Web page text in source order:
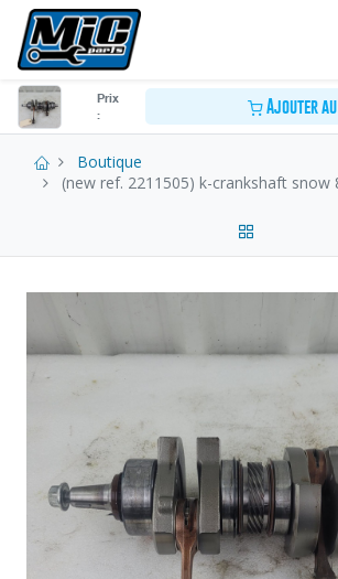
Prix
:
Ajouter
Boutique
(new ref. 2211505) k-crankshaft snow